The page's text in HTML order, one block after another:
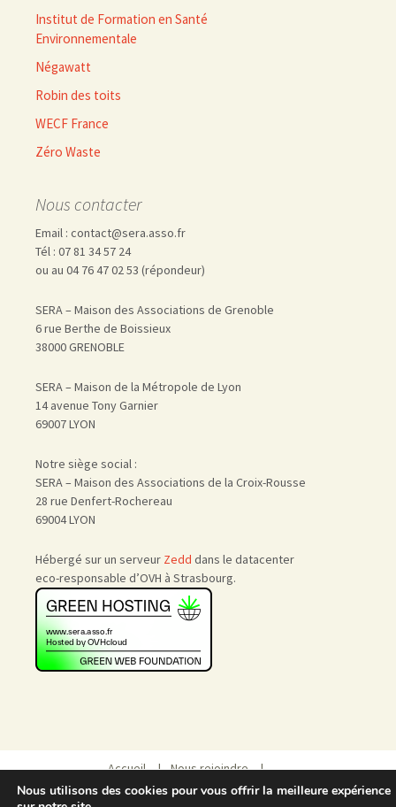
Institut de Formation en Santé
Environnementale
Négawatt
Robin des toits
WECF France
Zéro Waste
Nous contacter
Email : contact@sera.asso.fr
Tél : 07 81 34 57 24
ou au 04 76 47 02 53 (répondeur)
SERA – Maison des Associations de Grenoble
6 rue Berthe de Boissieux
38000 GRENOBLE
SERA – Maison de la Métropole de Lyon
14 avenue Tony Garnier
69007 LYON
Notre siège social :
SERA – Maison des Associations de la Croix-Rousse
28 rue Denfert-Rochereau
69004 LYON
Hébergé sur un serveur Zedd dans le datacenter
eco-responsable d’OVH à Strasbourg.
Accueil | Nous rejoindre
|
Admin
Nous utilisons des cookies pour vous offrir la meilleure expérience